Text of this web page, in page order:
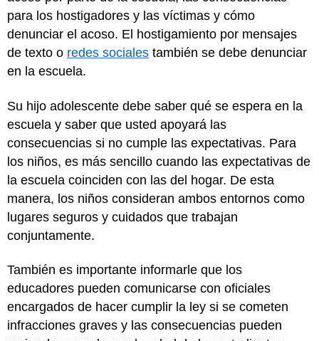
para los hostigadores y las víctimas y cómo
denunciar el acoso. El hostigamiento por mensajes
de texto o redes sociales también se debe denunciar
en la escuela.
Su hijo adolescente debe saber qué se espera en la
escuela y saber que usted apoyará las
consecuencias si no cumple las expectativas. Para
los niños, es más sencillo cuando las expectativas de
la escuela coinciden con las del hogar. De esta
manera, los niños consideran ambos entornos como
lugares seguros y cuidados que trabajan
conjuntamente.
También es importante informarle que los
educadores pueden comunicarse con oficiales
encargados de hacer cumplir la ley si se cometen
infracciones graves y las consecuencias pueden